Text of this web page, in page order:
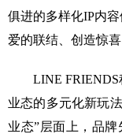
俱进的多样化IP内
爱的联结、创造惊喜
LINE
业态的多元化新玩
业态”层面上，品